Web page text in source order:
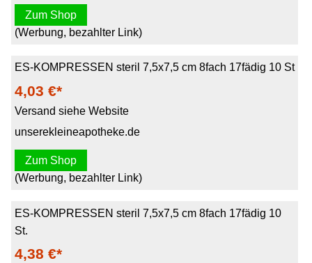
Zum Shop
(Werbung, bezahlter Link)
ES-KOMPRESSEN steril 7,5x7,5 cm 8fach 17fädig 10 St
4,03 €*
Versand siehe Website
unserekleineapotheke.de
Zum Shop
(Werbung, bezahlter Link)
ES-KOMPRESSEN steril 7,5x7,5 cm 8fach 17fädig 10
St.
4,38 €*